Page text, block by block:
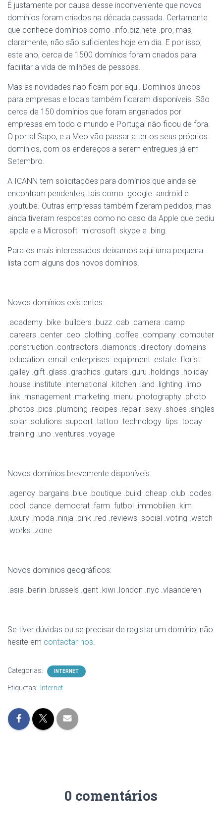
É justamente por causa desse inconveniente que novos
domínios foram criados na década passada. Certamente
que conhece domínios como .info.biz.nete .pro, mas,
claramente, não são suficientes hoje em dia. E por isso,
este ano, cerca de 1500 domínios foram criados para
facilitar a vida de milhões de pessoas.
Mas as novidades não ficam por aqui. Domínios únicos
para empresas e locais também ficaram disponíveis. São
cerca de 150 domínios que foram angariados por
empresas em todo o mundo e Portugal não ficou de fora.
O portal Sapo, e a Meo vão passar a ter os seus próprios
domínios, com os endereços a serem entregues já em
Setembro.
A ICANN tem solicitações para domínios que ainda se
encontram pendentes, tais como .google .android e
.youtube. Outras empresas também fizeram pedidos, mas
ainda tiveram respostas como no caso da Apple que pediu
.apple e a Microsoft .microsoft .skype e .bing.
Para os mais interessados deixamos aqui uma pequena
lista com alguns dos novos domínios.
Novos domínios existentes:
.academy .bike .builders .buzz .cab .camera .camp
.careers .center .ceo .clothing .coffee .company .computer
.construction .contractors .diamonds .directory .domains
.education .email .enterprises .equipment .estate .florist
.galley .gift .glass .graphics .guitars .guru .holdings .holiday
.house .institute .international .kitchen .land .lighting .limo
.link .management .marketing .menu .photography .photo
.photos .pics .plumbing .recipes .repair .sexy .shoes .singles
.solar .solutions .support .tattoo .technology .tips .today
.training .uno .ventures .voyage
Novos domínios brevemente disponíveis:
.agency .bargains .blue .boutique .build .cheap .club .codes
.cool .dance .democrat .farm .futbol .immobilien .kim
.luxury .moda .ninja .pink .red .reviews .social .voting .watch
.works .zone
Novos dominios geográficos:
.asia .berlin .brussels .gent .kiwi .london .nyc .vlaanderen
Se tiver dúvidas ou se precisar de registar um domínio, não
hesite em contactar-nos.
Categorias: INTERNET
Etiquetas: Internet
0 comentários